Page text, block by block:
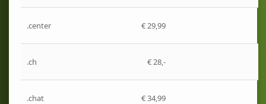
.center € 29,99
.ch € 28,-
.chat € 34,99